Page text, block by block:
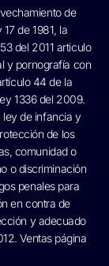
de
de 1981, la
del 2011 articulo
y pornografía con
44 de la
1336 del 2009.
ley de infancia y
de los
comunidad o
o discriminación
penales para
en contra de
y adecuado
Ventas página